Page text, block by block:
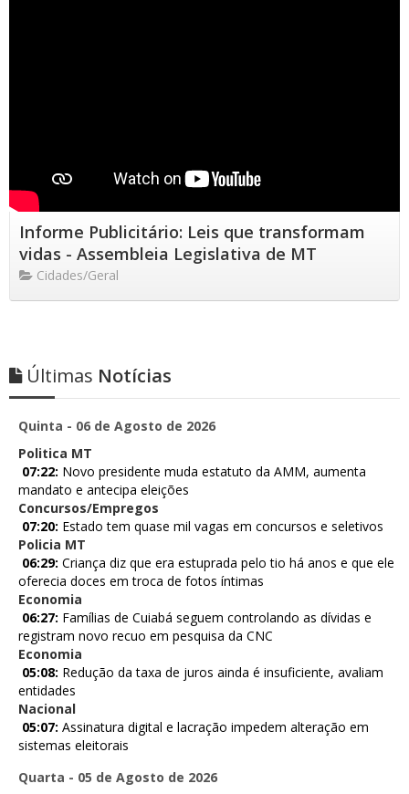
Informe Publicitário: Leis que transformam
vidas - Assembleia Legislativa de MT
Cidades/Geral
Últimas Notícias
Quinta - 06 de Agosto de 2026
Politica MT
07:22: Novo presidente muda estatuto da AMM, aumenta
mandato e antecipa eleições
Concursos/Empregos
07:20: Estado tem quase mil vagas em concursos e seletivos
Policia MT
06:29: Criança diz que era estuprada pelo tio há anos e que ele
oferecia doces em troca de fotos íntimas
Economia
06:27: Famílias de Cuiabá seguem controlando as dívidas e
registram novo recuo em pesquisa da CNC
Economia
05:08: Redução da taxa de juros ainda é insuficiente, avaliam
entidades
Nacional
05:07: Assinatura digital e lacração impedem alteração em
sistemas eleitorais
Quarta - 05 de Agosto de 2026